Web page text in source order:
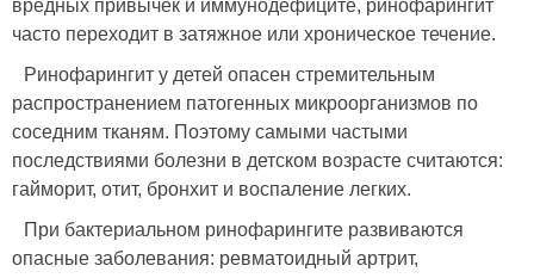
вредных привычек и иммунодефиците, ринофарингит
часто переходит в затяжное или хроническое течение.
Ринофарингит у детей опасен стремительным
распространением патогенных микроорганизмов по
соседним тканям. Поэтому самыми частыми
последствиями болезни в детском возрасте считаются:
гайморит, отит, бронхит и воспаление легких.
При бактериальном ринофарингите развиваются
опасные заболевания: ревматоидный артрит,